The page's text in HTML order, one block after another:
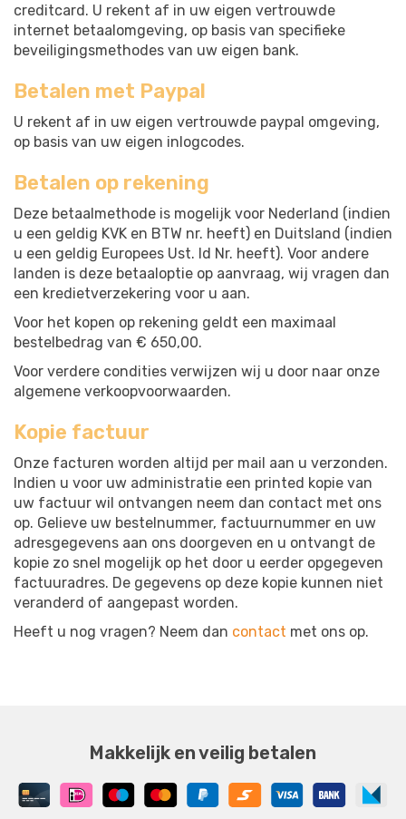
creditcard. U rekent af in uw eigen vertrouwde
internet betaalomgeving, op basis van specifieke
beveiligingsmethodes van uw eigen bank.
Betalen met Paypal
U rekent af in uw eigen vertrouwde paypal omgeving,
op basis van uw eigen inlogcodes.
Betalen op rekening
Deze betaalmethode is mogelijk voor Nederland (indien
u een geldig KVK en BTW nr. heeft) en Duitsland (indien
u een geldig Europees Ust. Id Nr. heeft). Voor andere
landen is deze betaaloptie op aanvraag, wij vragen dan
een kredietverzekering voor u aan.
Voor het kopen op rekening geldt een maximaal
bestelbedrag van € 650,00.
Voor verdere condities verwijzen wij u door naar onze
algemene verkoopvoorwaarden.
Kopie factuur
Onze facturen worden altijd per mail aan u verzonden.
Indien u voor uw administratie een printed kopie van
uw factuur wil ontvangen neem dan contact met ons
op. Gelieve uw bestelnummer, factuurnummer en uw
adresgegevens aan ons doorgeven en u ontvangt de
kopie zo snel mogelijk op het door u eerder opgegeven
factuuradres. De gegevens op deze kopie kunnen niet
veranderd of aangepast worden.
Heeft u nog vragen? Neem dan contact met ons op.
Makkelijk en veilig betalen